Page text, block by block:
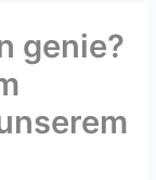
genie?